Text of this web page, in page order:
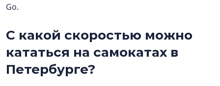
Go.
С какой скоростью можно
кататься на самокатах в
Петербурге?